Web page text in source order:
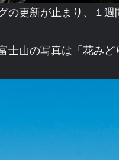
の更新が止まり、１
士山の写真は「花み